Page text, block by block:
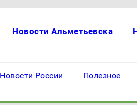
Новости Альметьевска
Новости России Полезное